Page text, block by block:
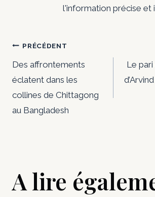
l'information précise et
Navigation
de
l’article
PRÉCÉDENT
Des affrontements
éclatent dans les
collines de Chittagong
au Bangladesh
Le
A lire